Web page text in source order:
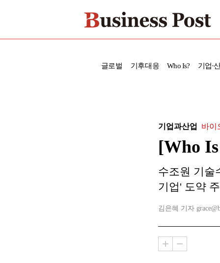
글로벌 기후대응 Who Is? 기업·
기업과산업 바이
[Who
수조원 기술
기업' 도약
김은혜 기자